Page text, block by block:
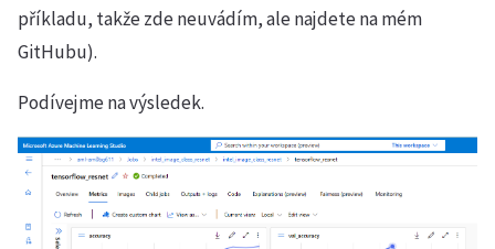
příkladu, takže zde neuvádím, ale najdete na mém
GitHubu).
Podívejme na výsledek.